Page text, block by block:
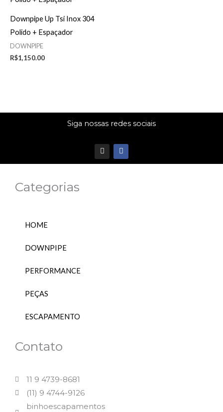
Downpipe Up Tsi Inox 304
Polido + Espaçador
DOWNPIPE
R$1,150.00
Siga nossas redes sociais
I
n
s
F
a
c
Categorias
HOME
DOWNPIPE
PERFORMANCE
PEÇAS
ESCAPAMENTO
Contato
11 9 4739-8681
(11) 9 4744-9126
binhoescapamentos